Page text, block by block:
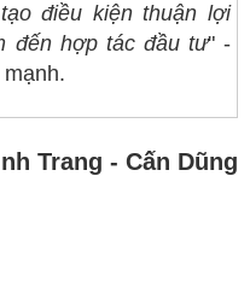
điều kiện thuận lợi
đến hợp tác đầu tư" -
Trang - Cấn Dũng